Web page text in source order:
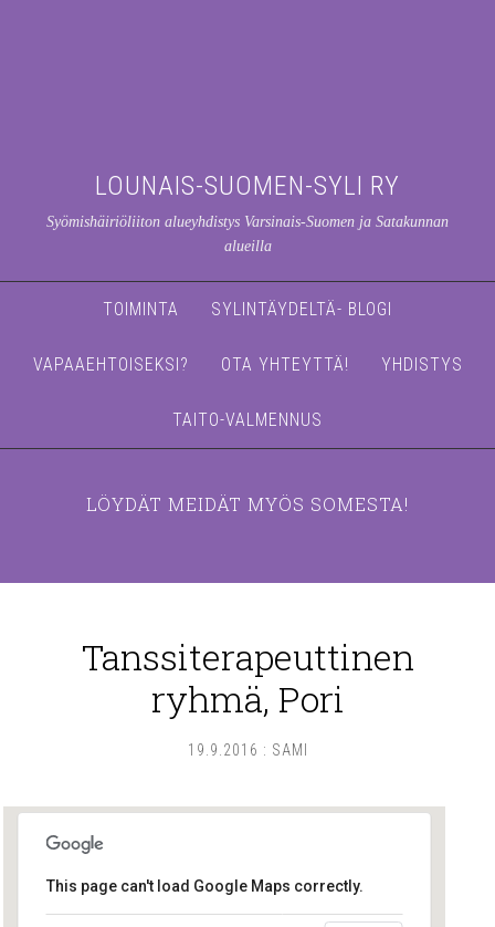
LOUNAIS-SUOMEN-SYLI RY
Syömishäiriöliiton alueyhdistys Varsinais-Suomen ja Satakunnan
alueilla
TOIMINTA SYLINTÄYDELTÄ- BLOGI
VAPAAEHTOISEKSI? OTA YHTEYTTÄ! YHDISTYS
TAITO-VALMENNUS
LÖYDÄT MEIDÄT MYÖS SOMESTA!
Tanssiterapeuttinen
ryhmä, Pori
19.9.2016 : SAMI
This page can't load Google Maps correctly.